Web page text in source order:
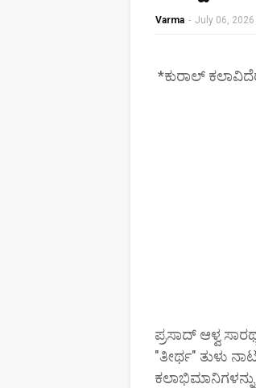
Varma - July 06, 2026
*ಕುರಾಲ್
ಪ್ರಸಾದ್ ಆಳ್ವ
"ತೀರ್ಥ" ತುಳು